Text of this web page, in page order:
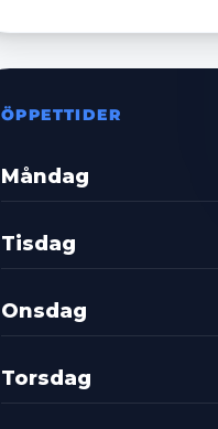
ÖPPETTIDER
Måndag
Tisdag
Onsdag
Torsdag